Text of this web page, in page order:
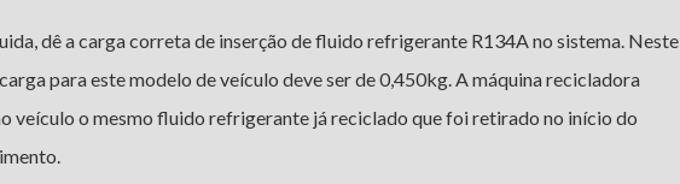
dê a carga correta de inserção de fluido refrigerante R134A no sistema. Neste
para este modelo de veículo deve ser de 0,450kg. A máquina recicladora
veículo o mesmo fluido refrigerante já reciclado que foi retirado no início do